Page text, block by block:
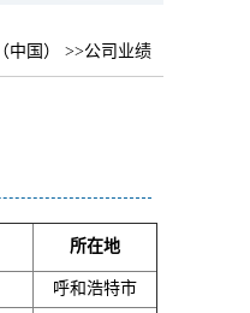
中国） >>公司业绩
所在地
呼和浩特市